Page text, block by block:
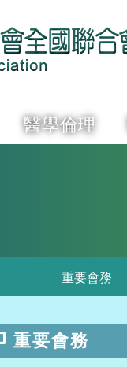
醫學倫理
重要會務
重要會務